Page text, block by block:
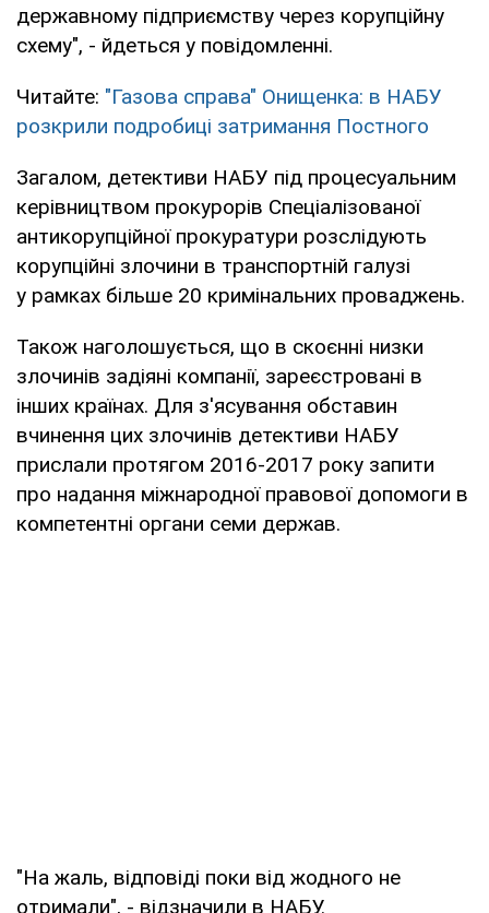
державному підприємству через корупційну
схему", - йдеться у повідомленні.
Читайте: "Газова справа" Онищенка: в НАБУ
розкрили подробиці затримання Постного
Загалом, детективи НАБУ під процесуальним
керівництвом прокурорів Спеціалізованої
антикорупційної прокуратури розслідують
корупційні злочини в транспортній галузі
у рамках більше 20 кримінальних проваджень.
Також наголошується, що в скоєнні низки
злочинів задіяні компанії, зареєстровані в
інших країнах. Для з'ясування обставин
вчинення цих злочинів детективи НАБУ
прислали протягом 2016-2017 року запити
про надання міжнародної правової допомоги в
компетентні органи семи держав.
"На жаль, відповіді поки від жодного не
отримали", - відзначили в НАБУ.